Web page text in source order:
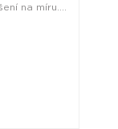
na míru....